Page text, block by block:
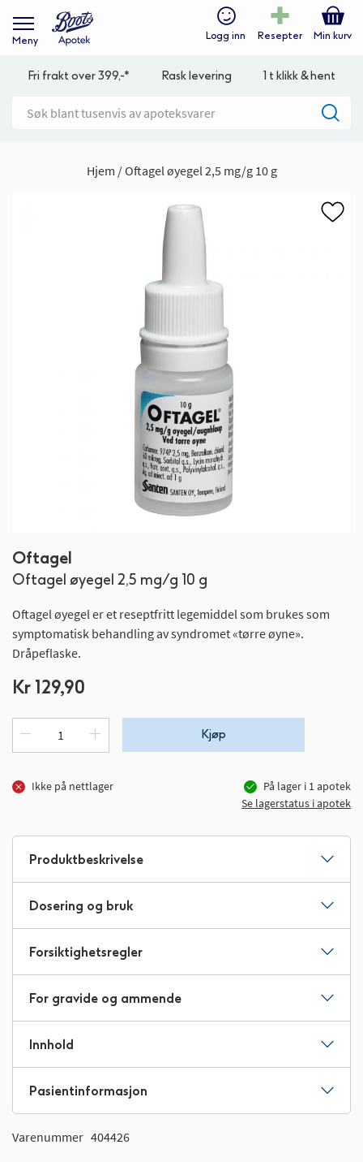
Meny Logg inn Resepter Min kurv
Fri frakt over 399,-* Rask levering 1 t klikk & hent
Hjem Oftagel øyegel 2,5 mg/g 10 g
Oftagel
Oftagel øyegel 2,5 mg/g 10 g
Oftagel øyegel er et reseptfritt legemiddel som brukes som
symptomatisk behandling av syndromet «tørre øyne».
Dråpeflaske.
Kr 129,90
Kjøp
Ikke på nettlager På lager i 1apotek
Se lagerstatus i apotek
til
begynnelsen
bildegalleri
Produktbeskrivelse
Dosering og bruk
Forsiktighetsregler
For gravide og ammende
Innhold
Pasientinformasjon
Varenummer 404426